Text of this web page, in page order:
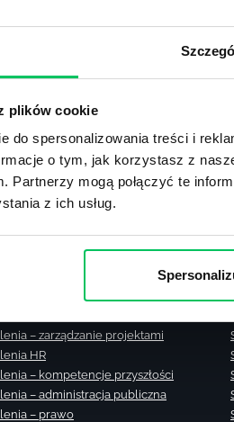
plików cookie
do spersonalizowania treści i
o tym, jak korzystasz z
Partnerzy mogą połączyć te
z ich usług.
lub użyj
ZAPYTAJ O NASZE
zamknięte
sprzedażowe
– zarządzanie projektami
HR
– kompetencje przyszłości
– administracja publiczna
– prawo